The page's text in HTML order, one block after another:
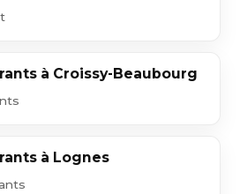
à Croissy-Beaubourg
à Lognes